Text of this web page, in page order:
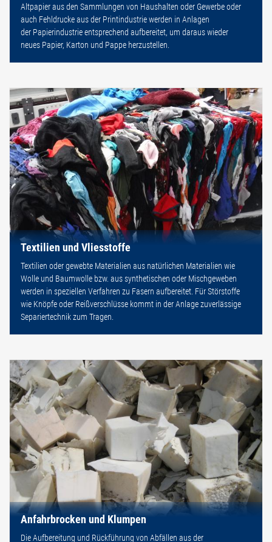
Altpapier aus den Sammlungen von Haushalten oder Gewerbe oder
auch Fehldrucke aus der Printindustrie werden in Anlagen
der Papierindustrie entsprechend aufbereitet, um daraus wieder
neues Papier, Karton und Pappe herzustellen.
Textilien und Vliesstoffe
Textilien oder gewebte Materialien aus natürlichen Materialien wie
Wolle und Baumwolle bzw. aus synthetischen oder Mischgeweben
werden in speziellen Verfahren zu Fasern aufbereitet. Für Störstoffe
wie Knöpfe oder Reißverschlüsse kommt in der Anlage zuverlässige
Separiertechnik zum Tragen.
Anfahrbrocken und Klumpen
Die Aufbereitung und Rückführung von Abfällen aus der